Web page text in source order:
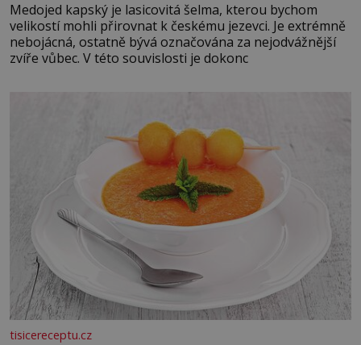
Medojed kapský je lasicovitá šelma, kterou bychom
velikostí mohli přirovnat k českému jezevci. Je extrémně
nebojácná, ostatně bývá označována za nejodvážnější
zvíře vůbec. V této souvislosti je dokonc
tisicereceptu.cz